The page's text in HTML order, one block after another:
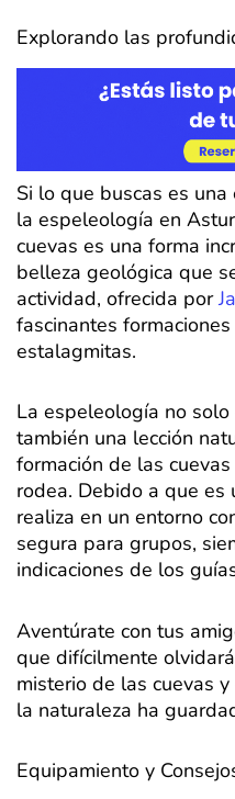
Explorando las
Si lo que buscas es
la espeleología en
cuevas es una forma
belleza geológica que
actividad, ofrecida por
fascinantes
estalagmitas.
La espeleología no
también una lección
formación de las
rodea. Debido a que es
realiza en un entorno
segura para grupos,
indicaciones de los
Aventúrate con tus
que difícilmente
misterio de las cuevas
la naturaleza ha
Equipamiento y